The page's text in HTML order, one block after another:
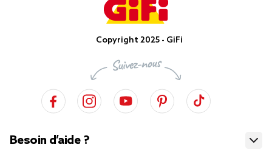
Copyright 2025 - GiFi
Besoin d’aide ?